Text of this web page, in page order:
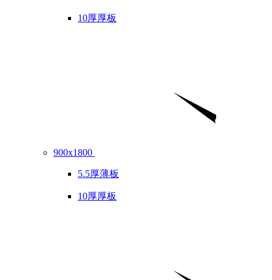
10厚厚板
900x1800
5.5厚薄板
10厚厚板